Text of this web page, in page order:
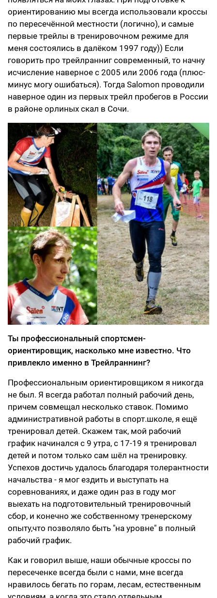
ориентированию мы всегда использовали кроссы
по пересечённой местности (логично), и самые
первые трейлы в тренировочном режиме для
меня состоялись в далёком 1997 году)) Если
говорить про трейлранниг современный, то начну
исчисление наверное с 2005 или 2006 года (плюс-
минус могу ошибаться). Тогда Salomon проводили
наверное один из первых трейл пробегов в России
в районе орлиных скал в Сочи.
Ты профессиональный спортсмен-
ориентировщик, насколько мне известно. Что
привлекло именно в Трейлраннинг?
Профессиональным ориентировщиком я никогда
не был. Я всегда работал полный рабочий день,
причем совмещал несколько ставок. Помимо
административной работы в спорт.школе, я ещё
тренировал детей. Скажем так, мой рабочий
график начинался с 9 утра, с 17-19 я тренировал
детей и потом только сам шёл на тренировку.
Успехов достичь удалось благодаря толерантности
начальства - я мог ездить и выступать на
соревнованиях, и даже один раз в году мог
выехать на подготовительный тренировочный
сбор, и конечно же собственному тренерскому
опыту,что позволяло быть "на уровне" в полный
рабочий график.
Как и говорил выше, наши обычные кроссы по
пересеченке всегда были с нами, мне всегда
нравилось бегать по горам, лесам, естественным